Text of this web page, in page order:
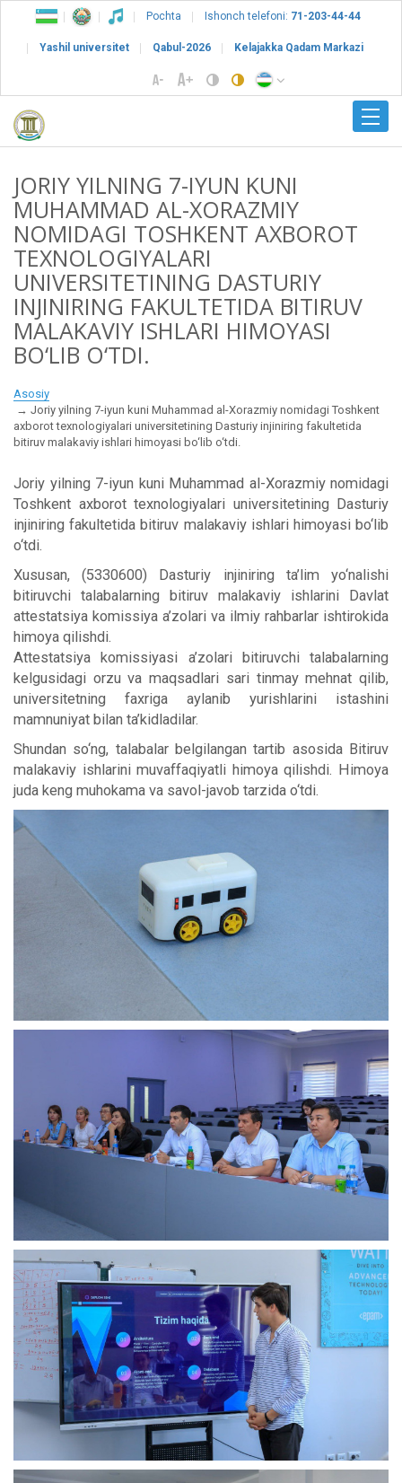
Pochta Ishonch telefoni: 71-203-44-44
Yashil universitet Qabul-2026 Kelajakka Qadam Markazi
JORIY YILNING 7-IYUN KUNI
MUHAMMAD AL-XORAZMIY
NOMIDAGI TOSHKENT AXBOROT
TEXNOLOGIYALARI
UNIVERSITETINING DASTURIY
INJINIRING FAKULTETIDA BITIRUV
MALAKAVIY ISHLARI HIMOYASI
BO‘LIB O‘TDI.
Asosiy
Joriy yilning 7-iyun kuni Muhammad al-Xorazmiy nomidagi Toshkent
axborot texnologiyalari universitetining Dasturiy injiniring fakultetida
bitiruv malakaviy ishlari himoyasi bo‘lib o‘tdi.
Joriy yilning 7-iyun kuni Muhammad al-Xorazmiy nomidagi
Toshkent axborot texnologiyalari universitetining Dasturiy
injiniring fakultetida bitiruv malakaviy ishlari himoyasi bo‘lib
o‘tdi.
Xususan, (5330600) Dasturiy injiniring ta’lim yo‘nalishi
bitiruvchi talabalarning bitiruv malakaviy ishlarini Davlat
attestatsiya komissiya a’zolari va ilmiy rahbarlar ishtirokida
himoya qilishdi.
Attestatsiya komissiyasi a’zolari bitiruvchi talabalarning
kelgusidagi orzu va maqsadlari sari tinmay mehnat qilib,
universitetning faxriga aylanib yurishlarini istashini
mamnuniyat bilan ta’kidladilar.
Shundan so‘ng, talabalar belgilangan tartib asosida Bitiruv
malakaviy ishlarini muvaffaqiyatli himoya qilishdi. Himoya
juda keng muhokama va savol-javob tarzida o‘tdi.